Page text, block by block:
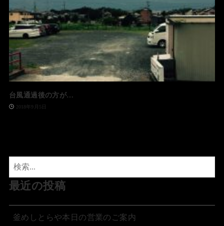
台風通過後の方が…
2018年9月5日
最近の投稿
釜めしとらや本日の営業のご案内